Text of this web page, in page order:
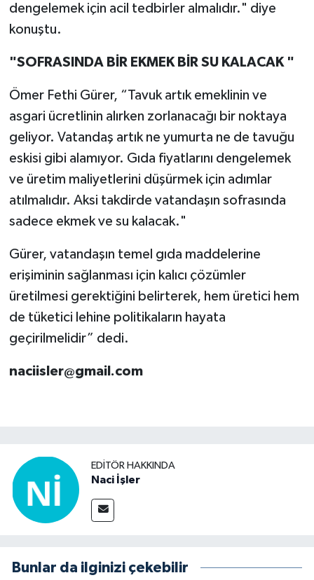
dengelemek için acil tedbirler almalıdır." diye
konuştu.
"SOFRASINDA BİR EKMEK BİR SU KALACAK "
Ömer Fethi Gürer, “Tavuk artık emeklinin ve
asgari ücretlinin alırken zorlanacağı bir noktaya
geliyor. Vatandaş artık ne yumurta ne de tavuğu
eskisi gibi alamıyor. Gıda fiyatlarını dengelemek
ve üretim maliyetlerini düşürmek için adımlar
atılmalıdır. Aksi takdirde vatandaşın sofrasında
sadece ekmek ve su kalacak."
Gürer, vatandaşın temel gıda maddelerine
erişiminin sağlanması için kalıcı çözümler
üretilmesi gerektiğini belirterek, hem üretici hem
de tüketici lehine politikaların hayata
geçirilmelidir” dedi.
naciisler@gmail.com
EDITÖR HAKKINDA
Naci İşler
Bunlar da ilginizi çekebilir